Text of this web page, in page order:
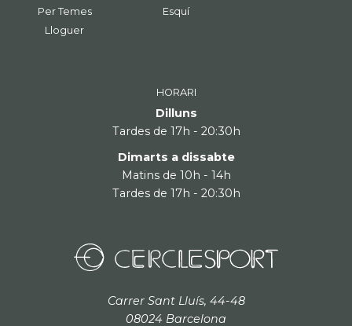
Per Temes
Lloguer
Esquí
HORARI
Dilluns
Tardes de 17h - 20:30h
Dimarts a dissabte
Matins de 10h - 14h
Tardes de 17h - 20:30h
Carrer Sant Lluís, 44-48
08024 Barcelona